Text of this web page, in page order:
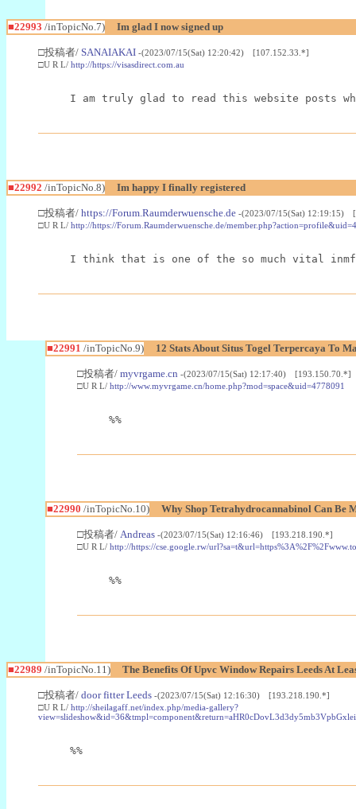
■22993 /inTopicNo.7) Im glad I now signed up
□投稿者/ SANAIAKAI -(2023/07/15(Sat) 12:20:42) [107.152.33.*]
□U R L/ http://https://visasdirect.com.au
I am truly glad to read this website posts
■22992 /inTopicNo.8) Im happy I finally registered
□投稿者/ https://Forum.Raumderwuensche.de -(2023/07/15(Sat) 12:19:15)
□U R L/ http://https://Forum.Raumderwuensche.de/
I think that is one of the so much vital
■22991 /inTopicNo.9) 12 Stats About Situs Togel Terpercaya To
□投稿者/ myvrgame.cn -(2023/07/15(Sat) 12:17:40) [193.150.70.*]
□U R L/ http://www.myvrgame.cn/home.php?mod=space&uid=4778091
%%
■22990 /inTopicNo.10) Why Shop Tetrahydrocannabinol Can Be
□投稿者/ Andreas -(2023/07/15(Sat) 12:16:46) [193.218.190.*]
□U R L/ http://https://cse.google.rw/
%%
■22989 /inTopicNo.11) The Benefits Of Upvc Window Repairs Leeds At
□投稿者/ door fitter Leeds -(2023/07/15(Sat) 12:16:30) [193.218.190.*]
□U R L/ http://sheilagaff.net/index.php/media-gallery?
%%